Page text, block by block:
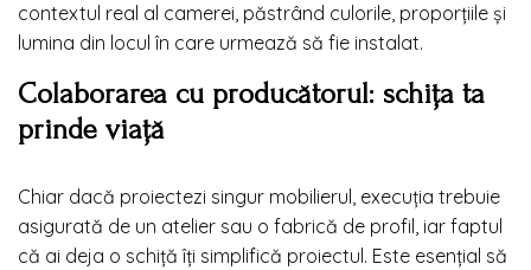
contextul real al camerei, păstrând culorile, proporțiile și
lumina din locul în care urmează să fie instalat.
Colaborarea cu producătorul: schița ta
prinde viață
Chiar dacă proiectezi singur mobilierul, execuția trebuie
asigurată de un atelier sau o fabrică de profil, iar faptul
că ai deja o schiță îți simplifică proiectul. Este esențial să